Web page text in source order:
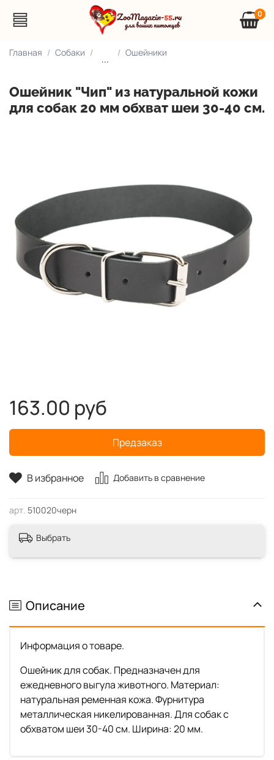
0
Главная Собаки
...
Ошейники
Ошейник "Чип" из натуральной кожи
для собак 20 мм обхват шеи 30-40 см.
В избранное Добавить в сравнение
арт. 510020черн
163.00 руб
Предзаказ
Выбрать
Описание
Информация о товаре.
Ошейник для собак. Предназначен для
ежедневного выгула животного. Материал:
натуральная ременная кожа. Фурнитура
металлическая никелированная. Для собак с
обхватом шеи 30-40 см. Ширина: 20 мм.